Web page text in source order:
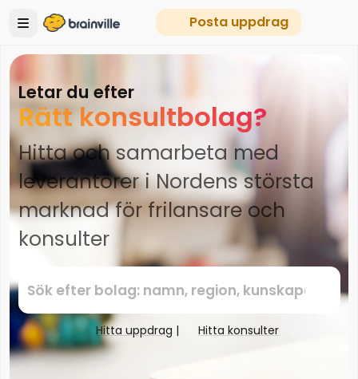
Posta uppdrag
Letar du efter
Rätt konsultbolag?
Hitta och samarbeta med
leverantörer i Nordens största
marknad för frilansare och
konsulter
Hitta uppdrag | Hitta konsulter